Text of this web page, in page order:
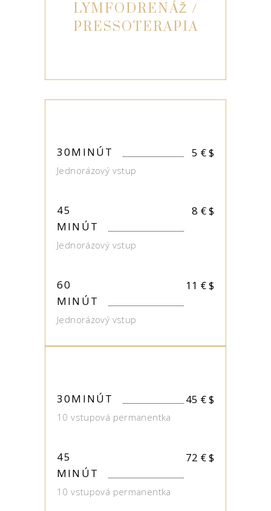
LYMFODRENÁŽ /
PRESSOTERAPIA
30MINÚT 5 €$
Jednorázový vstup
45
MINÚT
8 €$
Jednorázový vstup
60
MINÚT
11 €$
Jednorázový vstup
30MINÚT 45 €$
10 vstupová permanentka
45
MINÚT
72 €$
10 vstupová permanentka